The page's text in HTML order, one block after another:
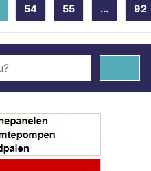
54 55 ... 92